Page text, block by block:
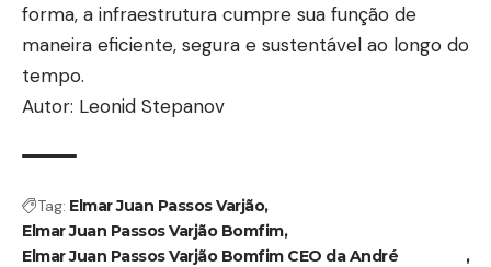
forma, a infraestrutura cumpre sua função de
maneira eficiente, segura e sustentável ao longo do
tempo.
Autor: Leonid Stepanov
Tag: Elmar Juan Passos Varjão
Elmar Juan Passos Varjão Bomfim
Elmar Juan Passos Varjão Bomfim CEO da André